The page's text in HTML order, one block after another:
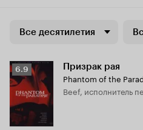
Все десятилетия
Рейтинг
Кинопоиска
6.9
6.9 Призрак рая
Phantom of the
Beef, исполнитель